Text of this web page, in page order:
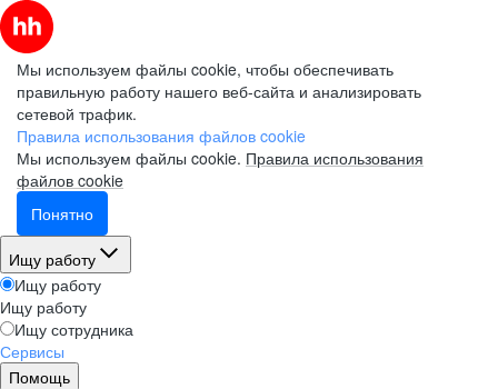
Мы используем файлы cookie, чтобы обеспечивать
правильную работу нашего веб-сайта и анализировать
сетевой трафик.
Правила использования файлов cookie
Мы используем файлы cookie. Правила использования
файлов cookie
Понятно
Ищу работу
Ищу работу
Ищу работу
Ищу сотрудника
Сервисы
Помощь